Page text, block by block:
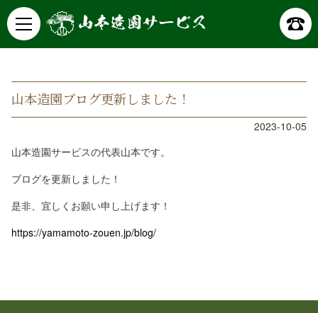
山本造園サービス 記事詳細
山本造園ブログ更新しました！
2023-10-05
山本造園サービスの代表山本です。
ブログを更新しました！
是非、宜しくお願い申し上げます！
https://yamamoto-zouen.jp/blog/